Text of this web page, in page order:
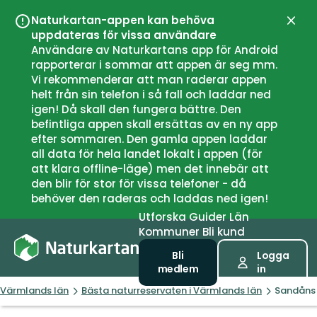
Naturkartan-appen kan behöva
uppdateras för vissa användare
Användare av Naturkartans app för Android
rapporterar i sommar att appen är seg mm.
Vi rekommenderar att man raderar appen
helt från sin telefon i så fall och laddar ned
igen! Då skall den fungera bättre. Den
befintliga appen skall ersättas av en ny app
efter sommaren. Den gamla appen laddar
all data för hela landet lokalt i appen (för
att klara offline-läge) men det innebär att
den blir för stor för vissa telefoner - då
behöver den raderas och laddas ned igen!
UtforskaGuiderLän
Kommuner Bli kund
Bli
medlem
Logga
in
Värmlands län Bästa naturreservaten i Värmlands län